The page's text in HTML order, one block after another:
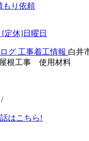
もり依頼
[定休]日曜日
グ 工事着工情報 白井
根工事 使用材料
はこちら!